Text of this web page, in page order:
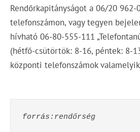
Rendőrkapitányságot a 06/20 962-
telefonszámon, vagy tegyen
hívható 06-80-555-111
(hétfő-csütörtök: 8-16, péntek: 8-
központi telefonszámok
forrás:rendőrség